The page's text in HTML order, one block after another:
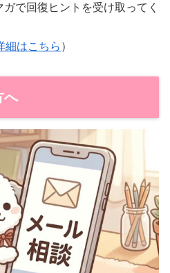
で回復ヒントを受け取ってく
細はこちら ）
へ